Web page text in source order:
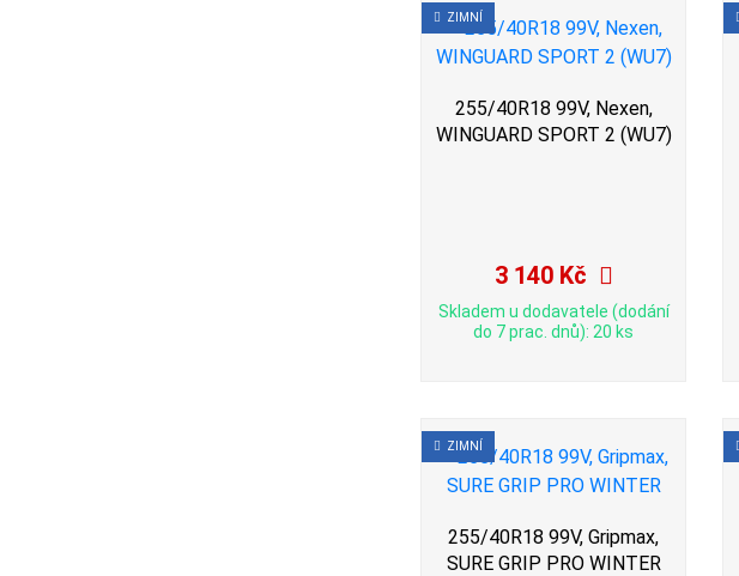
ZIMNÍ
255/40R18 99V, Nexen,
WINGUARD SPORT 2 (WU7)
3 140 Kč
Skladem u dodavatele (dodání
do 7 prac. dnů): 20 ks
ZIMNÍ
255/40R18 99V, Gripmax,
SURE GRIP PRO WINTER